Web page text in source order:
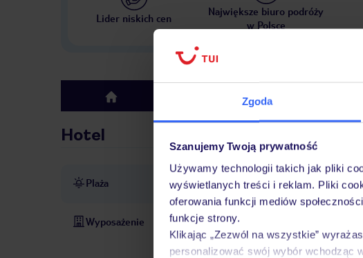
Zgoda
Szanujemy Twoją prywatność
Używamy technologii takich jak pliki
wyświetlanych treści i reklam. Pliki
oferowania funkcji mediów
funkcje strony.
Klikając „Zezwól na wszystkie”
personalizować swój wybór wchodząc
Lider niskich cen
Największe biuro podróży
w Polsce
top
Hotel
Plaża 100 m od piaszczystej plaży piaszczysta
Wyposażenie recepcja: codziennie 13:30 - 15:30
bezpłatnie
ręczniki: za kaucją, gotówka